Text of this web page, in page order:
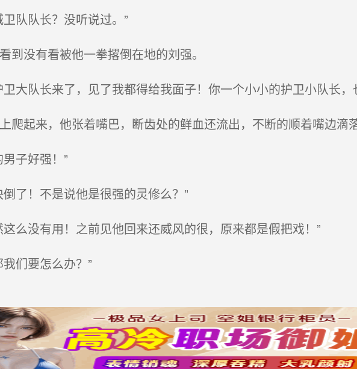
队队长？没听说过。”
没有看被他一拳撂倒在地的刘强。
大队长来了，见了我都得给我面子！你一个小小的护卫小队长，
起来，他张着嘴巴，断齿处的鲜血还流出，不断的顺着嘴边滴
子好强！”
了！不是说他是很强的灵修么？”
么没有用！之前见他回来还威风的很，原来都是假把戏！”
们要怎么办？”